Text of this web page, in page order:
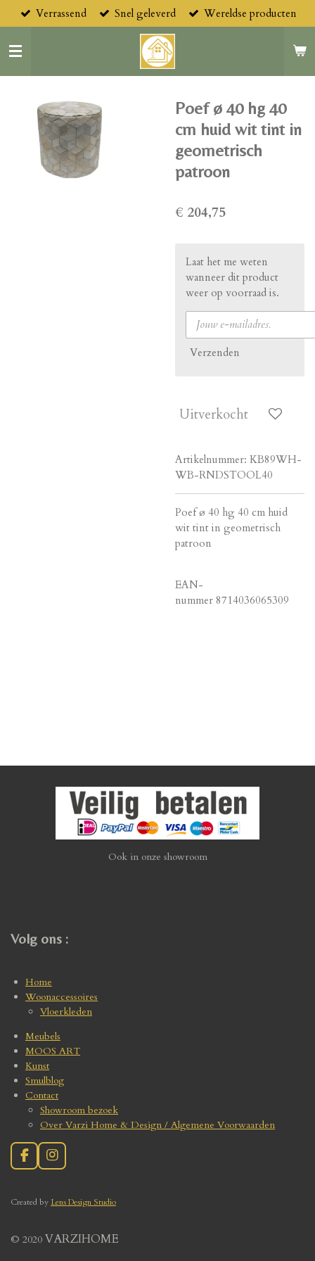
direct
naar
de
hoofdinhoud
Verrassend Snel geleverd Wereldse producten
Poef ø 40 hg 40
cm huid wit tint in
geometrisch
patroon
€ 204,75
Laat het me weten
wanneer dit product
weer op voorraad is.
Verzenden
Uitverkocht
Artikelnummer: KB89WH-
WB-RNDSTOOL40
Poef ø 40 hg 40 cm huid
wit tint in geometrisch
patroon
EAN-
nummer 8714036065309
Ook in onze showroom
Volg ons :
Home
Woonaccessoires
Vloerkleden
Meubels
MOOS ART
Kunst
Smulblog
Contact
Showroom bezoek
Over Varzi Home & Design / Algemene Voorwaarden
F
a
e
o
I
n
t
r
Created by Lens Design Studio
© 2020 VARZIHOME